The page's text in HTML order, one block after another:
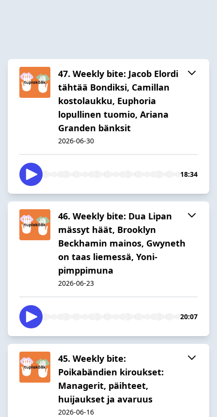
47. Weekly bite: Jacob Elordi
tähtää Bondiksi, Camillan
kostolaukku, Euphoria
lopullinen tuomio, Ariana
Granden bänksit
2026-06-30
18:34
46. Weekly bite: Dua Lipan
mässyt häät, Brooklyn
Beckhamin mainos, Gwyneth
on taas liemessä, Yoni-
pimppimuna
2026-06-23
20:07
45. Weekly bite:
Poikabändien kiroukset:
Managerit, päihteet,
huijaukset ja avaruus
2026-06-16